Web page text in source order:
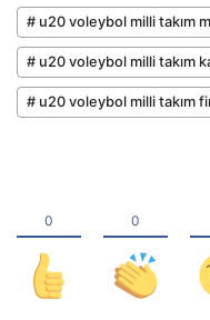
# u20 voleybol milli takım
# u20 voleybol milli takım
# u20 voleybol milli takım